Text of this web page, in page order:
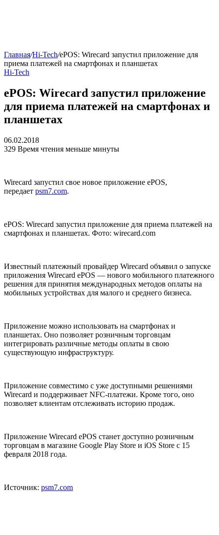
Главная/Hi-Tech/ePOS: Wirecard запустил приложение для
приема платежей на смартфонах и планшетах
Hi-Tech
ePOS: Wirecard запустил приложение
для приема платежей на смартфонах и
планшетах
06.02.2018
329 Время чтения меньше минуты
Wirecard запустил свое новое приложение ePOS,
передает psm7.com.
ePOS: Wirecard запустил приложение для приема платежей на
смартфонах и планшетах. Фото: wirecard.com
Известный платежный провайдер Wirecard объявил о запуске
приложения Wirecard ePOS — нового мобильного платежного
решения для принятия международных методов оплаты на
мобильных устройствах для малого и среднего бизнеса.
Приложение можно использовать на смартфонах и
планшетах. Оно позволяет розничным торговцам
интегрировать различные методы оплаты в свою
существующую инфраструктуру.
Приложение совместимо с уже доступными решениями
Wirecard и поддерживает NFC-платежи. Кроме того, оно
позволяет клиентам отслеживать историю продаж.
Приложение Wirecard ePOS станет доступно розничным
торговцам в магазине Google Play Store и iOS Store с 15
февраля 2018 года.
Источник: psm7.com